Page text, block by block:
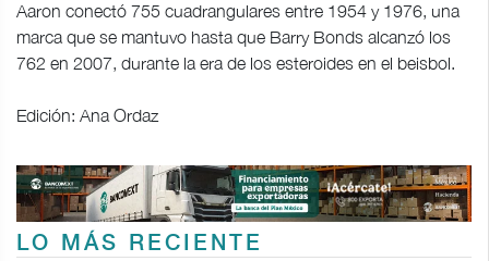
Aaron conectó 755 cuadrangulares entre 1954 y 1976, una
marca que se mantuvo hasta que Barry Bonds alcanzó los
762 en 2007, durante la era de los esteroides en el beisbol.
Edición: Ana Ordaz
LO MÁS RECIENTE